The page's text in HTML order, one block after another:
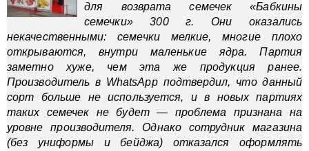
для возврата семечек «Бабкины
семечки» 300 г. Они оказались
некачественными: семечки мелкие, многие плохо
открываются, внутри маленькие ядра. Партия
заметно хуже, чем эта же продукция ранее.
Производитель в WhatsApp подтвердил, что данный
сорт больше не используется, и в новых партиях
таких семечек не будет — проблема признана на
уровне производителя. Однако сотрудник магазина
(без униформы и бейджа) отказался оформлять